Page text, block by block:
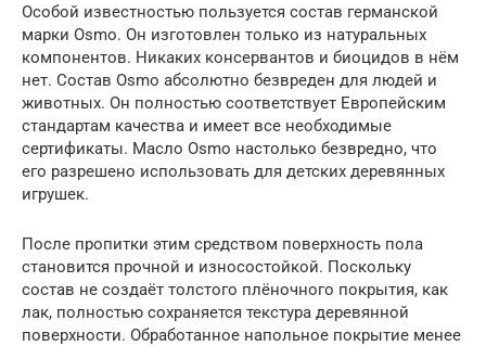
Особой известностью пользуется состав германской
марки Osmo. Он изготовлен только из натуральных
компонентов. Никаких консервантов и биоцидов в нём
нет. Состав Osmo абсолютно безвреден для людей и
животных. Он полностью соответствует Европейским
стандартам качества и имеет все необходимые
сертификаты. Масло Osmo настолько безвредно, что
его разрешено использовать для детских деревянных
игрушек.
После пропитки этим средством поверхность пола
становится прочной и износостойкой. Поскольку
состав не создаёт толстого плёночного покрытия, как
лак, полностью сохраняется текстура деревянной
поверхности. Обработанное напольное покрытие менее